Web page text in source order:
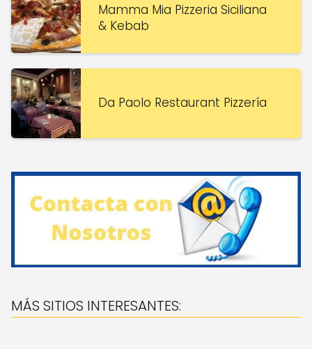
Mamma Mia Pizzeria Siciliana
& Kebab
Da Paolo Restaurant Pizzería
MÁS SITIOS INTERESANTES: